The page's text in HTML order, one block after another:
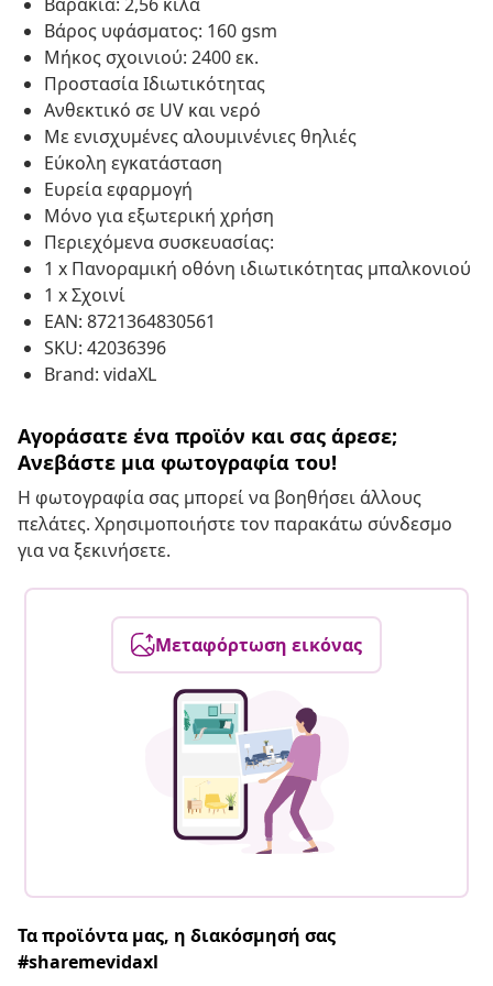
Βάρος υφάσματος: 160 gsm
Μήκος σχοινιού: 2400 εκ.
Προστασία Ιδιωτικότητας
Ανθεκτικό σε UV και νερό
Με ενισχυμένες αλουμινένιες θηλιές
Εύκολη εγκατάσταση
Ευρεία εφαρμογή
Μόνο για εξωτερική χρήση
Περιεχόμενα συσκευασίας:
1 x Πανοραμική οθόνη ιδιωτικότητας μπαλκονιού
1 x Σχοινί
EAN: 8721364830561
SKU: 42036396
Brand: vidaXL
Αγοράσατε ένα προϊόν και σας άρεσε;
Ανεβάστε μια φωτογραφία του!
Η φωτογραφία σας μπορεί να βοηθήσει άλλους
πελάτες. Χρησιμοποιήστε τον παρακάτω σύνδεσμο
για να ξεκινήσετε.
Μεταφόρτωση εικόνας
Τα προϊόντα μας, η διακόσμησή σας
#sharemevidaxl